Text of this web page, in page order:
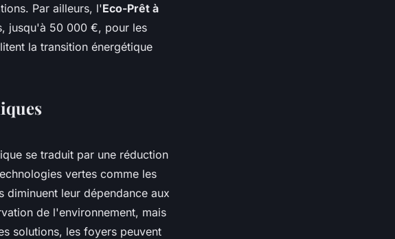
Par ailleurs, l'Eco-Prêt à
jusqu'à 50 000 €, pour les
la transition énergétique
se traduit par une réduction
vertes comme les
diminuent leur dépendance aux
de l'environnement, mais
solutions, les foyers peuvent